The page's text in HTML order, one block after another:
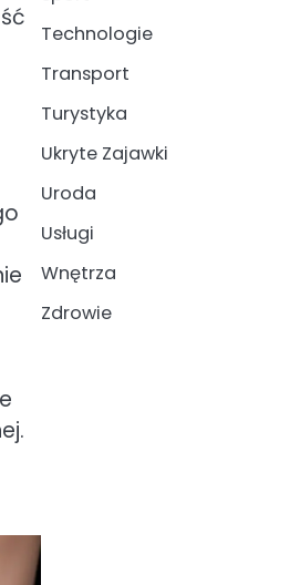
Technologie
Transport
Turystyka
Ukryte Zajawki
Uroda
Usługi
Wnętrza
Zdrowie